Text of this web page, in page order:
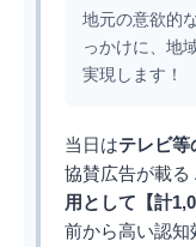
地元の意欲的
っかけに、地
実現します！
当日はテレビ等
協賛広告が載る
用として【計
前から高い認知